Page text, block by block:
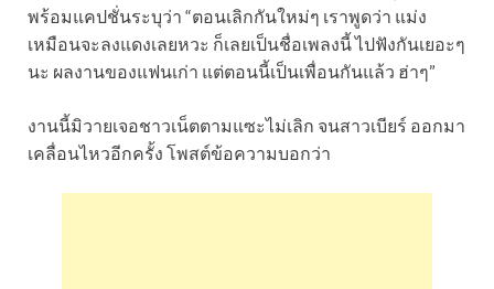
พร้อมแคปชั่นระบุว่า “ตอนเลิกกันใหม่ๆ เราพูดว่า แม่ง
เหมือนจะลงแดงเลยหวะ ก็เลยเป็นชื่อเพลงนี้ ไปฟังกันเยอะๆ
นะ ผลงานของแฟนเก่า แต่ตอนนี้เป็นเพื่อนกันแล้ว ฮ่าๆ”
งานนี้มิวายเจอชาวเน็ตตามแซะไม่เลิก จนสาวเบียร์ ออกมา
เคลื่อนไหวอีกครั้ง โพสต์ข้อความบอกว่า